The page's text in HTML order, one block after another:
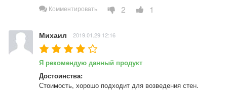
Комментировать 2 1
Михаил 2019.01.29 12:16
Я рекомендую данный продукт
Достоинства:
Стоимость, хорошо подходит для возведения стен.